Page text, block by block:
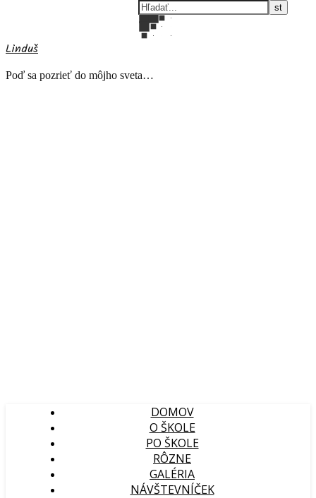
Linduš
Poď sa pozrieť do môjho sveta…
DOMOV
O ŠKOLE
PO ŠKOLE
RÔZNE
GALÉRIA
NÁVŠTEVNÍČEK